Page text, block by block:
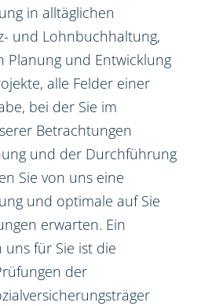
in alltäglichen
und Lohnbuchhaltung,
Planung und Entwicklung
alle Felder einer
bei der Sie im
Betrachtungen
und der Durchführung
Sie von uns eine
und optimale auf Sie
erwarten. Ein
uns für Sie ist die
der